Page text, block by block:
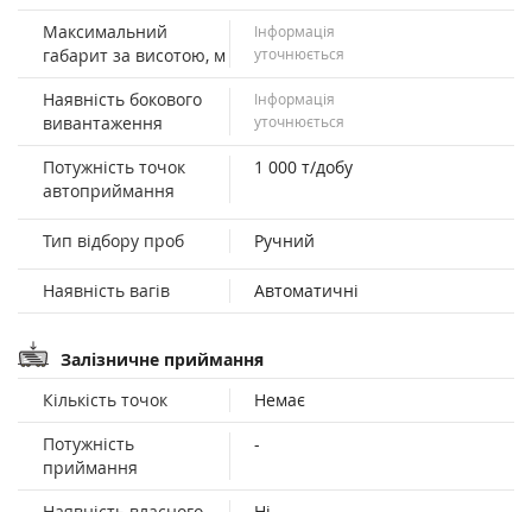
Максимальний
габарит за висотою, м
Інформація
уточнюється
Наявність бокового
вивантаження
Інформація
уточнюється
Потужність точок
автоприймання
1 000 т/добу
Тип відбору проб Ручний
Наявність вагів Автоматичні
Залізничне приймання
Кількість точок
Немає
Потужність
приймання
-